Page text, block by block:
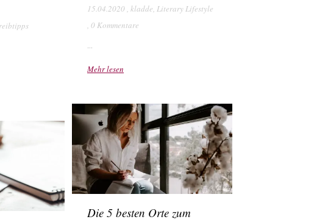
15.04.2020 , kladde, Literary Lifestyle
, 0 Kommentare
Mehr lesen
Die 5 besten Orte zum